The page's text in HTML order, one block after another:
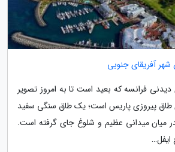
آفریقای جنوبی
فرانسه که بعید است تا به امروز تصویر
طاق پیروزی پاریس است؛ یک طاق سنگی سفید
50 متری، در میان میدانی عظیم و شلوغ جای گرفته است.
ایفل…